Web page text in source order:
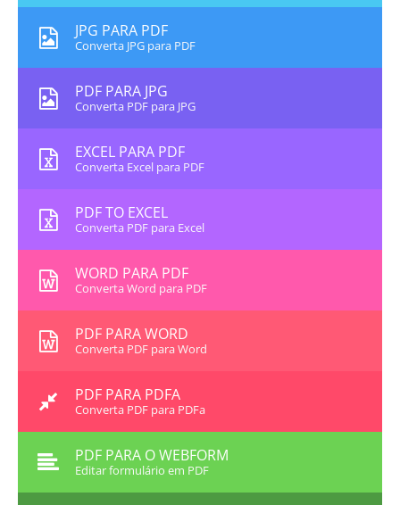
JPG PARA PDF
Converta JPG para PDF
PDF PARA JPG
Converta PDF para JPG
EXCEL PARA PDF
Converta Excel para PDF
PDF TO EXCEL
Converta PDF para Excel
WORD PARA PDF
Converta Word para PDF
PDF PARA WORD
Converta PDF para Word
PDF PARA PDFA
Converta PDF para PDFa
PDF PARA O WEBFORM
Editar formulário em PDF